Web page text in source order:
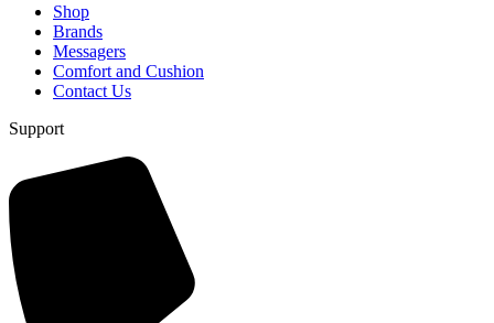
Shop
Brands
Messagers
Comfort and Cushion
Contact Us
Support